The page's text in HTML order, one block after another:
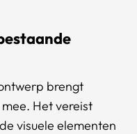
brengt
Het vereist
visuele elementen